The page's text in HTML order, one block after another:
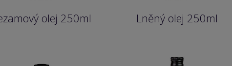
olej 250ml Lněný olej 250ml